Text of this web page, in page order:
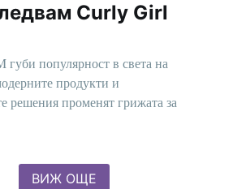
Curly Girl
губи популярност в света на
продукти и
решения променят грижата за
ВИЖ ОЩЕ